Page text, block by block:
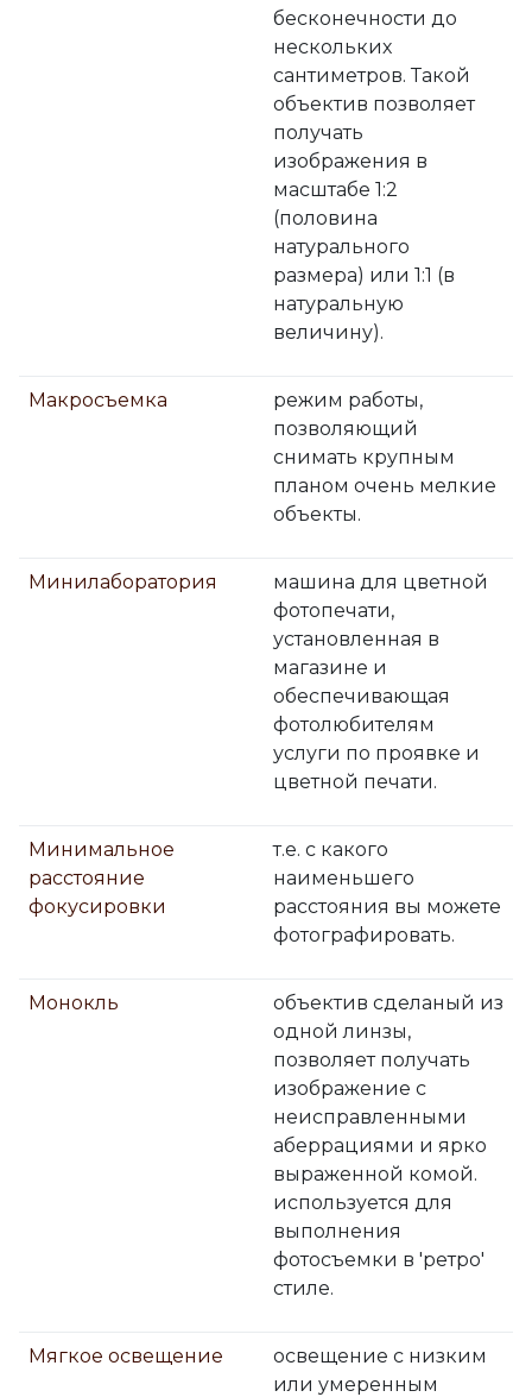
бесконечности до
нескольких
сантиметров. Такой
объектив позволяет
получать
изображения в
масштабе 1:2
(половина
натурального
размера) или 1:1 (в
натуральную
величину).
Макросъемка
режим работы,
позволяющий
снимать крупным
планом очень мелкие
объекты.
Минилаборатория
машина для цветной
фотопечати,
установленная в
магазине и
обеспечивающая
фотолюбителям
услуги по проявке и
цветной печати.
Минимальное
расстояние
фокусировки
т.е. с какого
наименьшего
расстояния вы можете
фотографировать.
Монокль
объектив сделаный из
одной линзы,
позволяет получать
изображение с
неисправленными
аберрациями и ярко
выраженной комой.
используется для
выполнения
фотосъемки в 'ретро'
стиле.
Мягкое освещение
освещение с низким
или умеренным